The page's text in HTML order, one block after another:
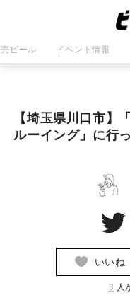
ビール イベント情報
【埼玉県川口市】
ルーイング」に行
いいね
3 人